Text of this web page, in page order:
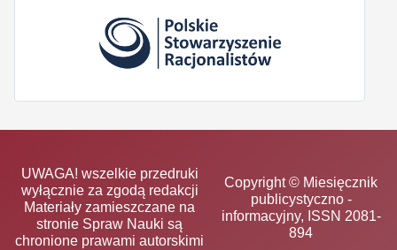
UWAGA! wszelkie przedruki
wyłącznie za zgodą redakcji
Materiały zamieszczane na
stronie Spraw Nauki są
chronione prawami autorskimi
Copyright © Miesięcznik
publicystyczno -
informacyjny, ISSN 2081-
894